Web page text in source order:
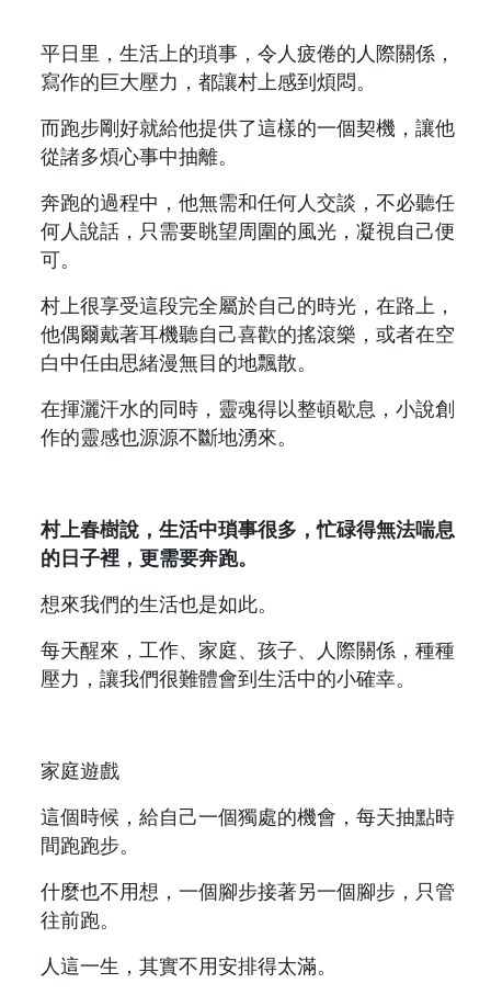
平日里，生活上的瑣事，令人疲倦的人際關係，
寫作的巨大壓力，都讓村上感到煩悶。
而跑步剛好就給他提供了這樣的一個契機，讓他
從諸多煩心事中抽離。
奔跑的過程中，他無需和任何人交談，不必聽任
何人說話，只需要眺望周圍的風光，凝視自己便
可。
村上很享受這段完全屬於自己的時光，在路上，
他偶爾戴著耳機聽自己喜歡的搖滾樂，或者在空
白中任由思緒漫無目的地飄散。
在揮灑汗水的同時，靈魂得以整頓歇息，小說創
作的靈感也源源不斷地湧來。
村上春樹說，生活中瑣事很多，忙碌得無法喘息
的日子裡，更需要奔跑。
想來我們的生活也是如此。
每天醒來，工作、家庭、孩子、人際關係，種種
壓力，讓我們很難體會到生活中的小確幸。
家庭遊戲
這個時候，給自己一個獨處的機會，每天抽點時
間跑跑步。
什麼也不用想，一個腳步接著另一個腳步，只管
往前跑。
人這一生，其實不用安排得太滿。